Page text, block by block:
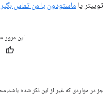
توییتر یا ماستودون با من تماس
این مرور
جز در مواردی که غیر از این ذکر شده